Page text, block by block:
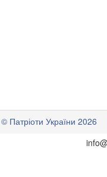
© Патріоти України 2026
info